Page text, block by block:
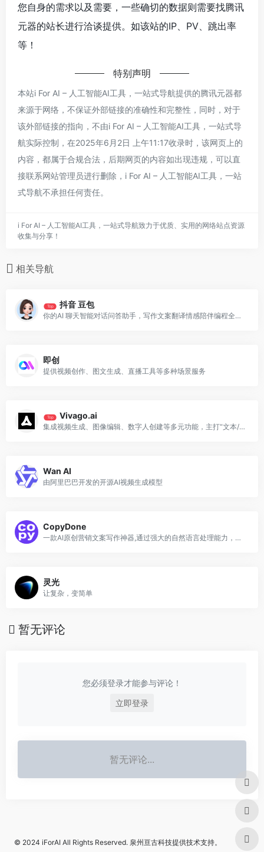
您自身的需求以及需要，一些确切的数据则需要找腾讯
元器的站长进行洽谈提供。如该站的IP、PV、跳出率
等！
特别声明
本站i For AI – 人工智能AI工具，一站式导航提供的腾讯元器都
来源于网络，不保证外部链接的准确性和完整性，同时，对于
该外部链接的指向，不由i For AI – 人工智能AI工具，一站式导
航实际控制，在2025年6月2日 上午11:17收录时，该网页上的
内容，都属于合规合法，后期网页的内容如出现违规，可以直
接联系网站管理员进行删除，i For AI – 人工智能AI工具，一站
式导航不承担任何责任。
i For AI – 人工智能AI工具，一站式导航致力于优质、实用的网络站点资源
收集与分享！
相关导航
Top 抖音 豆包
你的AI 聊天智能对话问答助手，写作文案翻译情感陪伴编程全能工具
即创
提供视频创作、图文生成、直播工具等多种场景服务
Top Vivago.ai
集成视频生成、图像编辑、数字人创建等多元功能，主打“文本/图像转动态内容”的智能化解决方案
Wan AI
由阿里巴巴开发的开源AI视频生成模型
CopyDone
一款AI原创营销文案写作神器,通过强大的自然语言处理能力，通过输入关键词,快速生成原创的软文
灵光
让复杂，变简单
暂无评论
您必须登录才能参与评论！
立即登录
暂无评论...
© 2024 iForAI All Rights Reserved. 泉州亘古科技提供技术支持。